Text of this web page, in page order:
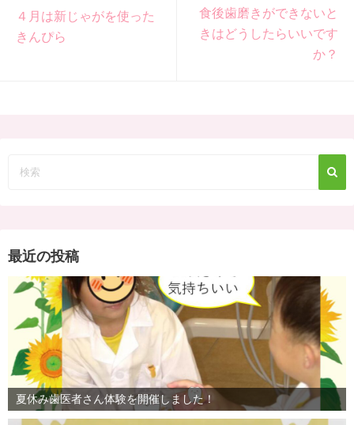
４月は新じゃがを使った
きんぴら
食後歯磨きができないと
きはどうしたらいいです
か？
最近の投稿
夏休み歯医者さん体験を開催しました！